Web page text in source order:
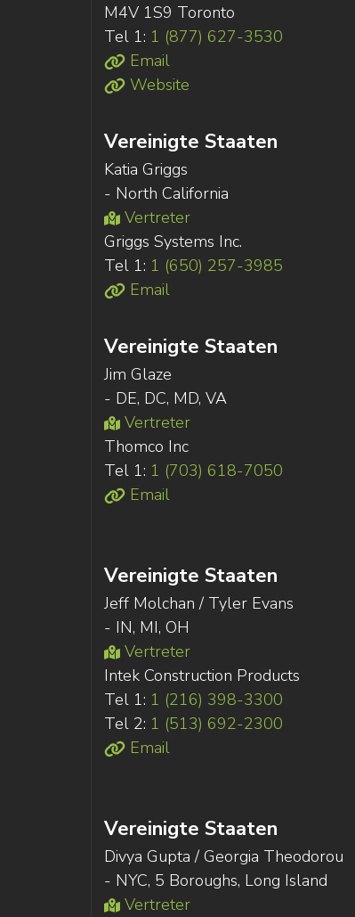
M4V 1S9 Toronto
Tel 1: 1 (877) 627-3530
Email
Website
Vereinigte Staaten
Katia Griggs
- North California
Vertreter
Griggs Systems Inc.
Tel 1: 1 (650) 257-3985
Email
Vereinigte Staaten
Jim Glaze
- DE, DC, MD, VA
Vertreter
Thomco Inc
Tel 1: 1 (703) 618-7050
Email
Vereinigte Staaten
Jeff Molchan / Tyler Evans
- IN, MI, OH
Vertreter
Intek Construction Products
Tel 1: 1 (216) 398-3300
Tel 2: 1 (513) 692-2300
Email
Vereinigte Staaten
Divya Gupta / Georgia Theodorou
- NYC, 5 Boroughs, Long Island
Vertreter